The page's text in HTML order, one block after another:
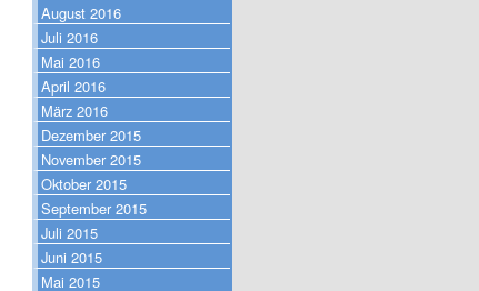
August 2016
Juli 2016
Mai 2016
April 2016
März 2016
Dezember 2015
November 2015
Oktober 2015
September 2015
Juli 2015
Juni 2015
Mai 2015